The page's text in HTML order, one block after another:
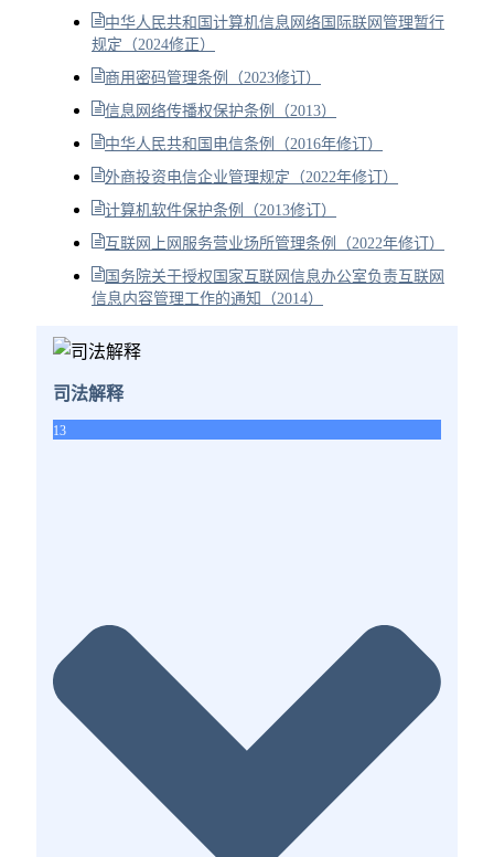
中华人民共和国计算机信息网络国际联网管理暂行
规定（2024修正）
商用密码管理条例（2023修订）
信息网络传播权保护条例（2013）
中华人民共和国电信条例（2016年修订）
外商投资电信企业管理规定（2022年修订）
计算机软件保护条例（2013修订）
互联网上网服务营业场所管理条例（2022年修订）
国务院关于授权国家互联网信息办公室负责互联网
信息内容管理工作的通知（2014）
司法解释
13